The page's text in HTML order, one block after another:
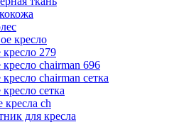
кресло
279
chairman 696
chairman сетка
сетка
ch
для кресла